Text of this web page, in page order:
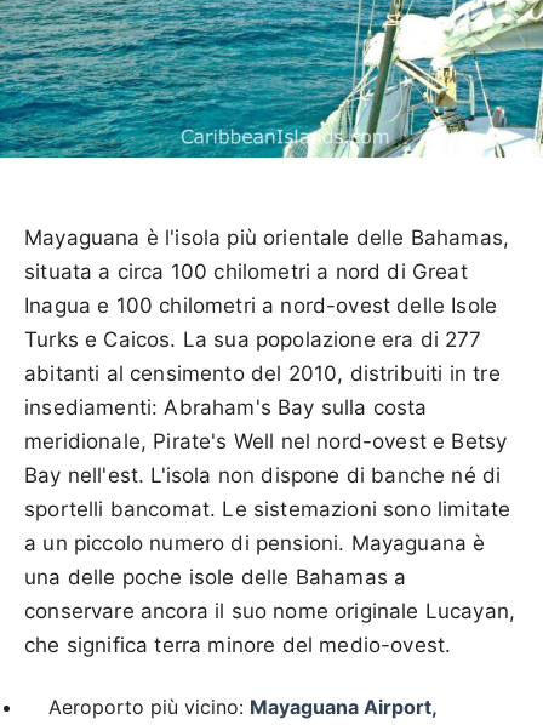
Mayaguana è l'isola più orientale delle Bahamas,
situata a circa 100 chilometri a nord di Great
Inagua e 100 chilometri a nord-ovest delle Isole
Turks e Caicos. La sua popolazione era di 277
abitanti al censimento del 2010, distribuiti in tre
insediamenti: Abraham's Bay sulla costa
meridionale, Pirate's Well nel nord-ovest e Betsy
Bay nell'est. L'isola non dispone di banche né di
sportelli bancomat. Le sistemazioni sono limitate
a un piccolo numero di pensioni. Mayaguana è
una delle poche isole delle Bahamas a
conservare ancora il suo nome originale Lucayan,
che significa terra minore del medio-ovest.
Aeroporto più vicino: Mayaguana Airport,